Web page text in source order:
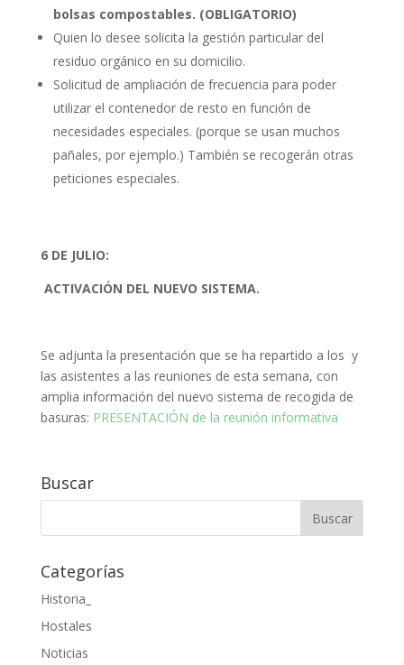
bolsas compostables. (OBLIGATORIO)
Quien lo desee solicita la gestión particular del
residuo orgánico en su domicilio.
Solicitud de ampliación de frecuencia para poder
utilizar el contenedor de resto en función de
necesidades especiales. (porque se usan muchos
pañales, por ejemplo.) También se recogerán otras
peticiones especiales.
6 DE JULIO:
ACTIVACIÓN DEL NUEVO SISTEMA.
Se adjunta la presentación que se ha repartido a los y
las asistentes a las reuniones de esta semana, con
amplia información del nuevo sistema de recogida de
basuras: PRESENTACIÓN de la reunión informativa
Buscar
Categorías
Historia_
Hostales
Noticias